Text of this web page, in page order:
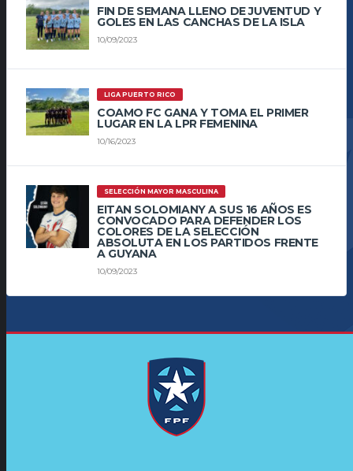
FIN DE SEMANA LLENO DE JUVENTUD Y
GOLES EN LAS CANCHAS DE LA ISLA
10/09/2023
LIGA PUERTO RICO
COAMO FC GANA Y TOMA EL PRIMER
LUGAR EN LA LPR FEMENINA
10/16/2023
SELECCIÓN MAYOR MASCULINA
EITAN SOLOMIANY A SUS 16 AÑOS ES
CONVOCADO PARA DEFENDER LOS
COLORES DE LA SELECCIÓN
ABSOLUTA EN LOS PARTIDOS FRENTE
A GUYANA
10/09/2023